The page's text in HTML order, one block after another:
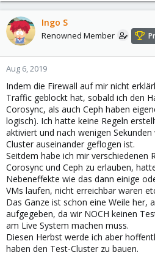
Ingo S
Renowned Member
Aug 6, 2019
Indem die Firewall auf mir nicht
Traffic geblockt hat, sobald ich den
Corosync, als auch Ceph haben
logisch). Ich hatte keine Regeln
aktiviert und nach wenigen
Cluster auseinander geflogen ist.
Seitdem habe ich mir verschiedenen
Corosync und Ceph zu erlauben,
Nebeneffekte wie das dann einige
VMs laufen, nicht erreichbar waren
Das Ganze ist schon eine Weile her,
aufgegeben, da wir NOCH keinen
am Live System machen muss.
Diesen Herbst werde ich aber
haben den Test-Cluster zu bauen.